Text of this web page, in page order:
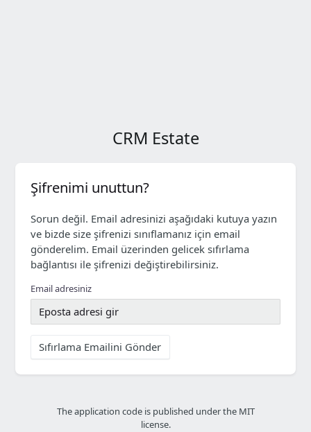
CRM Estate
Şifrenimi unuttun?
Sorun değil. Email adresinizi aşağıdaki kutuya yazın
ve bizde size şifrenizi sınıflamanız için email
gönderelim. Email üzerinden gelicek sıfırlama
bağlantısı ile şifrenizi değiştirebilirsiniz.
Email adresiniz
Sıfırlama Emailini Gönder
The application code is published under the MIT
license.